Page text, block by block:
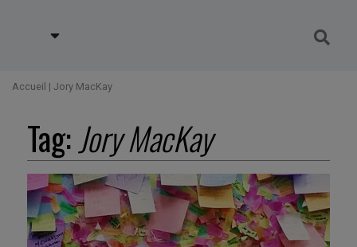
Accueil | Jory MacKay
Tag:Jory MacKay